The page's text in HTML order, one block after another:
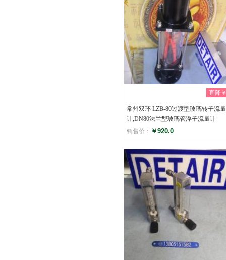
直降
常州双环 LZB-80过渡型玻璃转子流量
计,DN80法兰型玻璃管浮子流量计
销售价： ￥920.0
评分
(0)